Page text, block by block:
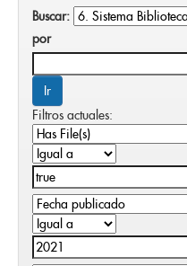
Buscar:
por
Filtros actuales: